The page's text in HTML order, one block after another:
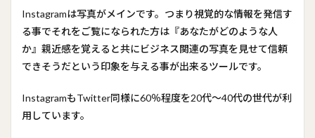
Instagramは写真がメインです。つまり視覚的な情報を発信す
る事でそれをご覧になられた方は『あなたがどのような人
か』親近感を覚えると共にビジネス関連の写真を見せて信頼
できそうだという印象を与える事が出来るツールです。
InstagramもTwitter同様に60％程度を20代～40代の世代が利
用しています。